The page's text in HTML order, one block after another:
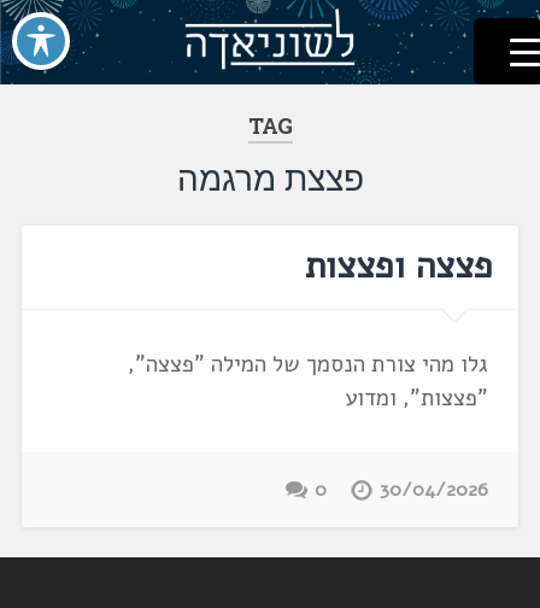
דלג
לתוכן
לשוניאדה
עברית. לשון. שפה
TAG
פצצת מרגמה
פצצה ופצצות
גלו מהי צורת הנסמך של המילה "פצצה",
"פצצות", ומדוע
30/04/2026
0